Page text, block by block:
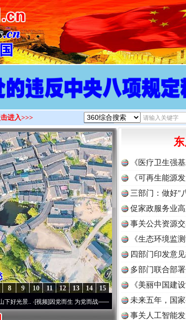
进入>>>
15
14
13
12
11
10
9
8
频]因党而生 为党而战——百年“纪”事⑧加强纪律..·[视频]牢记初心使
《医疗卫生强
《可再生能源
三部门：做好"
促家政服务业
事关公共资源
《生态环境监
读
四部门印发意
多部门联合部
《美丽中国建
未来五年，国
事关人工智能